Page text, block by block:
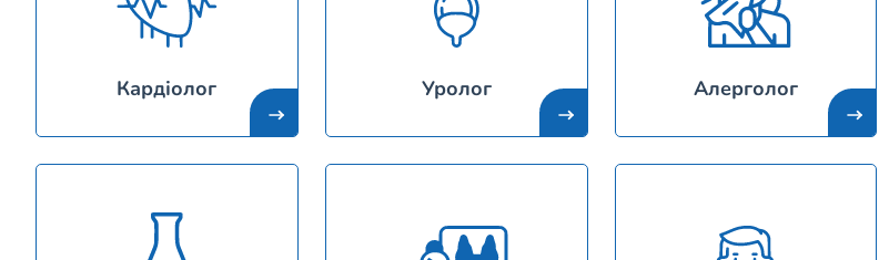
Кардіолог Уролог Алерголог